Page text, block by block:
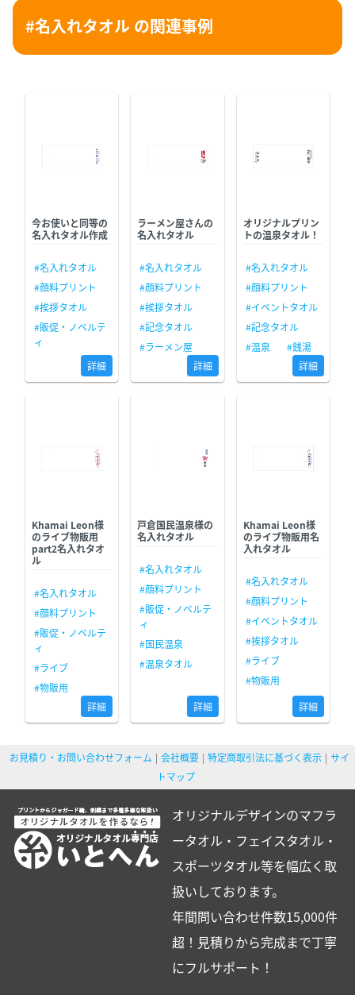
#名入れタオル の関連事例
今お使いと同等の
名入れタオル作成
#名入れタオル
#顔料プリント
#挨拶タオル
#販促・ノベルテ
ィ
詳細
ラーメン屋さんの
名入れタオル
#名入れタオル
#顔料プリント
#挨拶タオル
#記念タオル
#ラーメン屋
詳細
オリジナルプリン
トの温泉タオル！
#名入れタオル
#顔料プリント
#イベントタオル
#記念タオル
#温泉
#銭湯
詳細
Khamai Leon様
のライブ物販用
part2名入れタオ
ル
#名入れタオル
#顔料プリント
#販促・ノベルテ
ィ
#ライブ
#物販用
詳細
戸倉国民温泉様の
名入れタオル
#名入れタオル
#顔料プリント
#販促・ノベルテ
ィ
#国民温泉
#温泉タオル
詳細
Khamai Leon様
のライブ物販用名
入れタオル
#名入れタオル
#顔料プリント
#イベントタオル
#挨拶タオル
#ライブ
#物販用
詳細
お見積り・お問い合わせフォーム 会社概要 特定商取引法に基づく表示
サイ
トマップ
オリジナルデザインのマフラ
ータオル・フェイスタオル・
スポーツタオル等を幅広く取
扱いしております。
年間問い合わせ件数15,000件
超！見積りから完成まで丁寧
にフルサポート！